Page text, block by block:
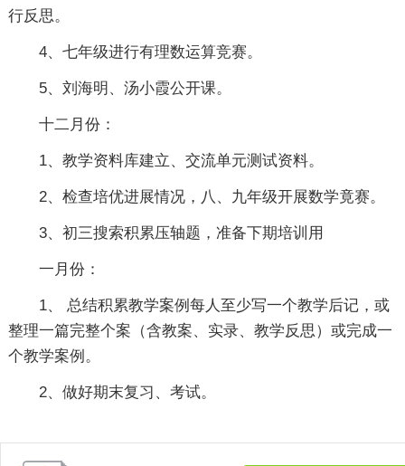
行反思。
4、七年级进行有理数运算竞赛。
5、刘海明、汤小霞公开课。
十二月份：
1、教学资料库建立、交流单元测试资料。
2、检查培优进展情况，八、九年级开展数学竟赛。
3、初三搜索积累压轴题，准备下期培训用
一月份：
1、 总结积累教学案例每人至少写一个教学后记，或
整理一篇完整个案（含教案、实录、教学反思）或完成一
个教学案例。
2、做好期末复习、考试。